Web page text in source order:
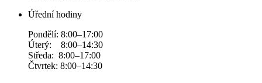
Úřední hodiny
Pondělí: 8:00–17:00
Úterý: 8:00–14:30
Středa: 8:00–17:00
Čtvrtek: 8:00–14:30